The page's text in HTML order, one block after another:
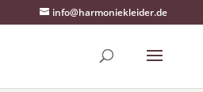
info@harmoniekleider.de